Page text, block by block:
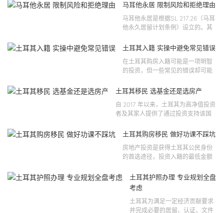
马耳他永居 限制风险和拒绝理由
马耳他永居是根据SL 217.26（马耳
他永久居留计划条例）设立的。其
121 号法律公告，并随后根据2024
土耳其入籍 实操中避免常见错误
在土耳其购房入籍可能是一项明智
的投资，但一些常见的错误却可能
失。许多投资者轻信营销宣传或不
土耳其移民 选基金还是选房产
自 2017 年以来，土耳其为高净值投资
者及其家人提供了通过投资支持该国
会。 该计划的一大亮点在于其涵盖广
土耳其购房移民 做好功课不踩坑
房地产投资是获得土耳其公民身份
的首选途径，投资入籍的最低金额
二手房产。这一门槛自2019年调整
以来一直未变，适用于经持牌...
土耳其护照办理 专业规划全盘
考虑
土耳其为满足一定经济贡献要求
并完成必要的居留、认证、文件